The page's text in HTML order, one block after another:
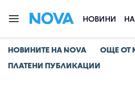
НОВИНИ
НОВИНИТЕ НА NOVA
ОЩЕ ОТ
ПЛАТЕНИ ПУБЛИКАЦИИ